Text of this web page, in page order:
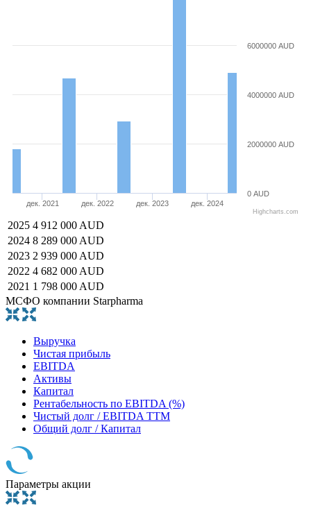
дек. 2021 дек. 2022 дек. 2023 дек. 2024
0 AUD
2000000 AUD
4000000 AUD
6000000 AUD
Highcharts.com
2025 4 912 000 AUD
2024 8 289 000 AUD
2023 2 939 000 AUD
2022 4 682 000 AUD
2021 1 798 000 AUD
МСФО компании Starpharma
Выручка
Чистая прибыль
EBITDA
Активы
Капитал
Рентабельность по EBITDA (%)
Чистый долг / EBITDA TTM
Общий долг / Капитал
Параметры акции